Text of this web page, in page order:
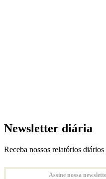
Newsletter diária
Receba nossos relatórios
Assine nossa